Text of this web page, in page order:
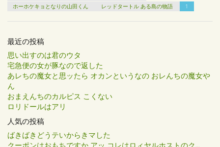
ホーホケキョとなりの山田くん
レッドタートル ある島の物語 1
最近の投稿
思い出すのは君のウタ
宅急便の女が豚なので返した
あレちの魔女と思ッたら オカンというなの おレんちの魔女や
ん
おまえんちのカルピス こくない
ロリドールはアリ
人気の投稿
ばきばきどうテいからきマした
クーポンはおもちですか アッ コレはロィヤルホストのク...